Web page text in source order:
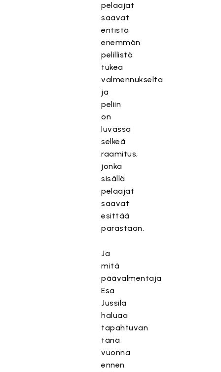
pelaajat
saavat
entistä
enemmän
pelillistä
tukea
valmennukselta
ja
peliin
on
luvassa
selkeä
raamitus,
jonka
sisällä
pelaajat
saavat
esittää
parastaan.
Ja
mitä
päävalmentaja
Esa
Jussila
haluaa
tapahtuvan
tänä
vuonna
ennen